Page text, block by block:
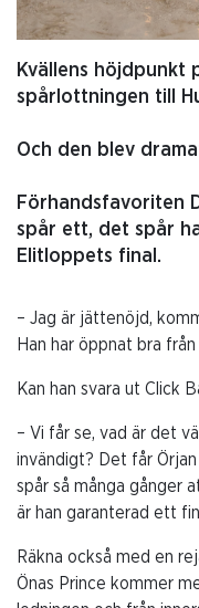
Kvällens höjdpunkt
spårlottningen till
Och den blev
Förhandsfavoriten
spår ett, det spår
Elitloppets final.
– Jag är jättenöjd,
Han har öppnat bra
Kan han svara ut Click
– Vi får se, vad är det
invändigt? Det får
spår så många gånger
är han garanterad ett
Räkna också med en
Önas Prince kommer